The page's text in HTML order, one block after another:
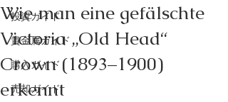
投資ガイド
貴金属ガイド
購入ガイド
売却ガイド
Wie man eine gefälschte
Victoria „Old Head“
Crown (1893–1900)
erkennt